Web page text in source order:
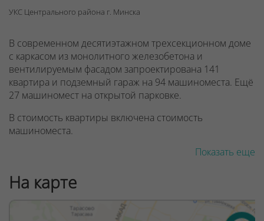
УКС Центрального района г. Минска
В современном десятиэтажном трехсекционном доме
с каркасом из монолитного железобетона и
вентилируемым фасадом запроектирована 141
квартира и подземный гараж на 94 машиноместа. Ещё
27 машиномест на открытой парковке.
В стоимость квартиры включена стоимость
машиноместа.
Показать еще
На карте